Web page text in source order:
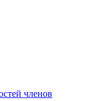
членов